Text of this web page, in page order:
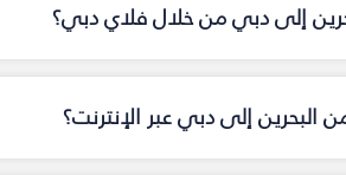
إلى دبي من خلال فلاي دبي؟
إلى دبي عبر الإنترنت؟